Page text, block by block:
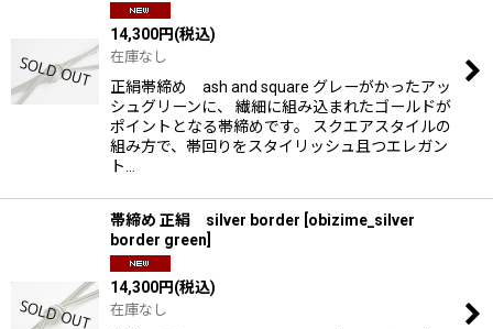
14,300円(税込)
在庫なし
正絹帯締め ash and square グレーがかったアッ
シュグリーンに、 繊細に組み込まれたゴールドが
ポイントとなる帯締めです。 スクエアスタイルの
組み方で、帯回りをスタイリッシュ且つエレガン
ト…
帯締め 正絹 silver border [obizime_silver
border green]
14,300円(税込)
在庫なし